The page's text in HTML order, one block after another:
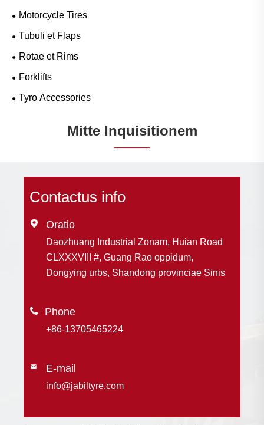
Motorcycle Tires
Tubuli et Flaps
Rotae et Rims
Forklifts
Tyro Accessories
Mitte Inquisitionem
Contactus info
 Oratio
Daozhuang Industrial Zonam, Huian Road
CLXXXVIII #, Guang Rao oppidum,
Dongying urbs, Shandong provinciae Sinis

+86-13705465224
 E-mail
info@jabiltyre.com